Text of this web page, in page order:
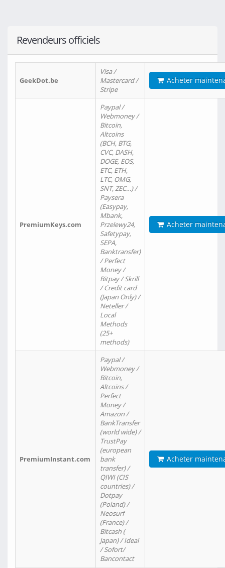
Revendeurs officiels
GeekDot.be
Visa /
Mastercard /
Stripe
Acheter
PremiumKeys.com
Paypal /
Webmoney /
Bitcoin,
Altcoins
(BCH, BTG,
CVC, DASH,
DOGE, EOS,
ETC, ETH,
LTC, OMG,
SNT, ZEC…) /
Paysera
(Easypay,
Mbank,
Przelewy24,
Safetypay,
SEPA,
Banktransfer)
/ Perfect
Money /
Bitpay / Skrill
/ Credit card
(Japan Only) /
Neteller /
Local
Methods
(25+
methods)
Acheter
PremiumInstant.com
Paypal /
Webmoney /
Bitcoin,
Altcoins /
Perfect
Money /
Amazon /
BankTransfer
(world wide) /
TrustPay
(european
bank
transfer) /
QIWI (CIS
countries) /
Dotpay
(Poland) /
Neosurf
(France) /
Bitcash (
Japan) / Ideal
/ Sofort/
Bancontact
Acheter